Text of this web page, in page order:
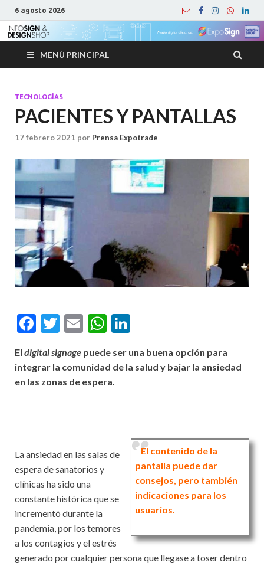
6 agosto 2026
MENÚ PRINCIPAL
TECNOLOGÍAS
PACIENTES Y PANTALLAS
17 febrero 2021 por Prensa Expotrade
F
e
b
T
itt
er
E
ai
l
W
at
s
ke
El digital signage puede ser una buena opción para
integrar la comunidad de la salud y bajar la ansiedad
en las zonas de espera.
El contenido de la
pantalla puede dar
consejos, pero también
indicaciones para los
usuarios.
La ansiedad en las salas de
espera de sanatorios y
clínicas ha sido una
constante histórica que se
incrementó durante la
pandemia, por los temores
a los contagios y el estrés
generado por cualquier persona que llegase a toser dentro